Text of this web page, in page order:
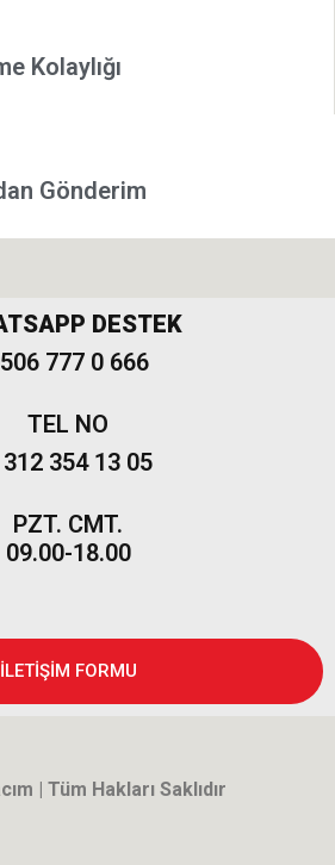
Kolaylığı
Gönderim
DESTEK
777 0 666
TEL NO
354 13 05
PZT. CMT.
09.00-18.00
İLETİŞİM FORMU
| Tüm Hakları Saklıdır